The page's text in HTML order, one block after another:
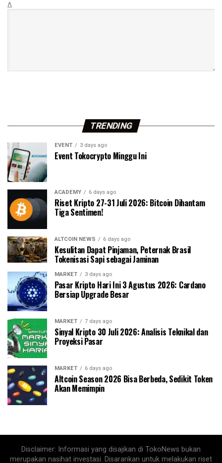
Δ
TRENDING
EVENT 3 days ago
Event Tokocrypto Minggu Ini
ACADEMY 6 days ago
Riset Kripto 27-31 Juli 2026: Bitcoin Dihantam
Tiga Sentimen!
ALTCOIN NEWS 6 days ago
Kesulitan Dapat Pinjaman, Peternak Brasil
Tokenisasi Sapi sebagai Jaminan
MARKET 3 days ago
Pasar Kripto Hari Ini 3 Agustus 2026: Cardano
Bersiap Upgrade Besar
MARKET 7 days ago
Sinyal Kripto 30 Juli 2026: Analisis Teknikal dan
Proyeksi Pasar
MARKET 6 days ago
Altcoin Season 2026 Bisa Berbeda, Sedikit Token
Akan Memimpin
Disclaimer: Informasi yang disajikan di TokoNews bukan
merupakan nasihat investasi. Disarankan untuk melakukan riset